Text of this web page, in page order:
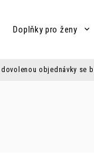
Doplňky pro ženy
objednávky se